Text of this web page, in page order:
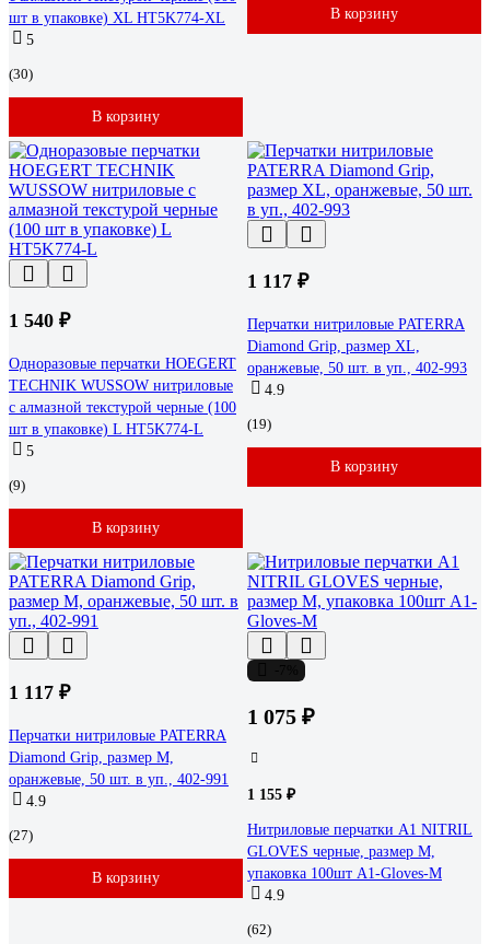
шт в упаковке) XL HT5K774-XL
5
(30)
В корзину
В корзину
1 540 ₽
Одноразовые перчатки HOEGERT
TECHNIK WUSSOW нитриловые
с алмазной текстурой черные (100
шт в упаковке) L HT5K774-L
5
(9)
В корзину
1 117 ₽
Перчатки нитриловые PATERRA
Diamond Grip, размер XL,
оранжевые, 50 шт. в уп., 402-993
4.9
(19)
В корзину
1 117 ₽
Перчатки нитриловые PATERRA
Diamond Grip, размер M,
оранжевые, 50 шт. в уп., 402-991
4.9
(27)
В корзину
1 075 ₽
1 155 ₽
Нитриловые перчатки А1 NITRIL
GLOVES черные, размер M,
упаковка 100шт A1-Gloves-M
4.9
(62)